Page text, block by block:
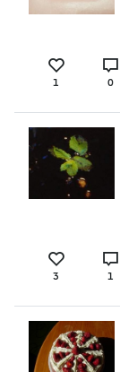
1 0
3 1